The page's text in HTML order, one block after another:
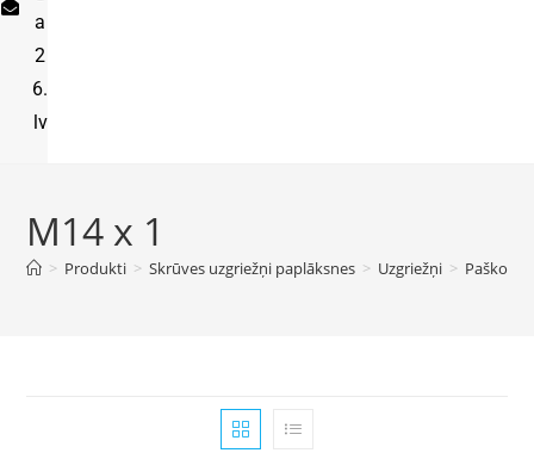
a
2
6.
lv
M14 x 1
> Produkti > Skrūves uzgriežņi paplāksnes > Uzgriežņi >